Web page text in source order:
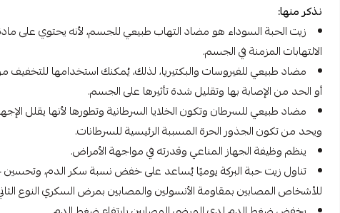
نذكر منها:
زيت الحبة السوداء هو مضاد التهاب طبيعي للجسم، لأنه يحتوي على
الالتهابات المزمنة في الجسم.
مضاد طبيعي للفيروسات والبكتيريا، لذلك، يُمكنك استخدامها للتخفيف
أو الحد من الإصابة بها وتقليل شدة تأثيرها على الجسم.
مضاد طبيعي للسرطان وتكون الخلايا السرطانية وتطورها لأنها يقلل
ويحد من تكون الجذور الحرة المسببة الرئيسية للسرطانات.
ينظم وظيفة الجهاز المناعي وقدرته في مواجهة الأمراض.
تناول زيت حبة البركة يوميًا يُساعد على خفض نسبة سكر الدم، وتحسين
للأشخاص المصابين بمقاومة الأنسولين والمصابين بمرض السكري النوع